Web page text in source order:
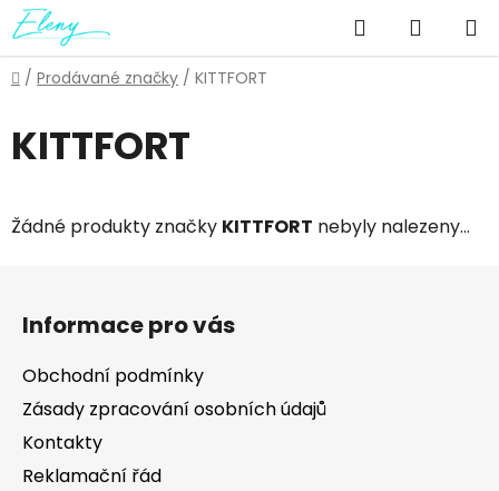
Přejít
na
obsah
Hledat
KOŠÍK
Domů
/ Prodávané značky / KITTFORT
KITTFORT
Žádné produkty značky KITTFORT nebyly nalezeny...
Informace pro vás
Obchodní podmínky
Zásady zpracování osobních údajů
Kontakty
Reklamační řád